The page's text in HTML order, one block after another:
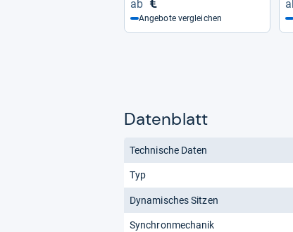
Angebote vergleichen
Datenblatt
Technische Daten
Typ
Dynamisches Sitzen
Synchronmechanik